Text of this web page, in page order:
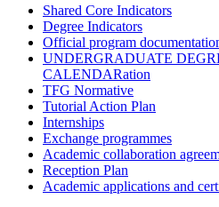
Shared Core Indicators
Degree Indicators
Official program
UNDERGRADUATE
CALENDARation
TFG Normative
Tutorial Action Plan
Internships
Exchange programmes
Academic collaboration
Reception Plan
Academic applications and